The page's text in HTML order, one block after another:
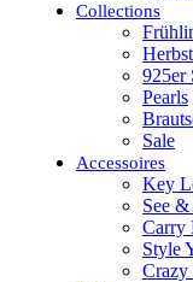
Collections
925er
Pearls
Sale
Accessoires
Key
See
Carry
Style
Crazy